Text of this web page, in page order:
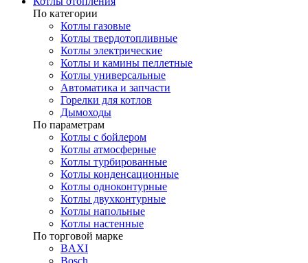
По категории
Котлы газовые
Котлы твердотопливные
Котлы электрические
Котлы и камины пеллетные
Котлы универсальные
Автоматика и запчасти
Горелки для котлов
Дымоходы
По параметрам
Котлы с бойлером
Котлы атмосферные
Котлы турбированные
Котлы конденсационные
Котлы одноконтурные
Котлы двухконтурные
Котлы напольные
Котлы настенные
По торговой марке
BAXI
Bosch